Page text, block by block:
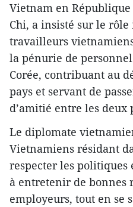
Vietnam en République
Chi, a insisté sur le
travailleurs
la pénurie de
Corée, contribuant au
pays et servant de
d’amitié entre les deux
Le diplomate
Vietnamiens résidant
respecter les politiques
à entretenir de bonnes
employeurs, tout en se